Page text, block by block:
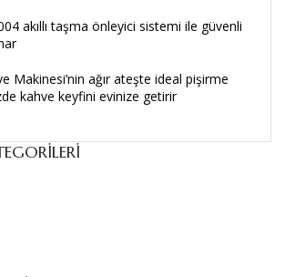
akıllı taşma önleyici sistemi ile güvenli
Makinesi’nin ağır ateşte ideal pişirme
kahve keyfini evinize getirir